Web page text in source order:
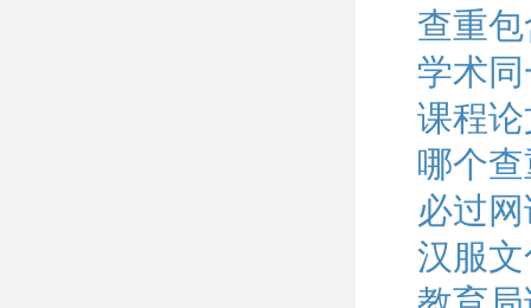
查重
学术
课程
哪个
必过
汉服